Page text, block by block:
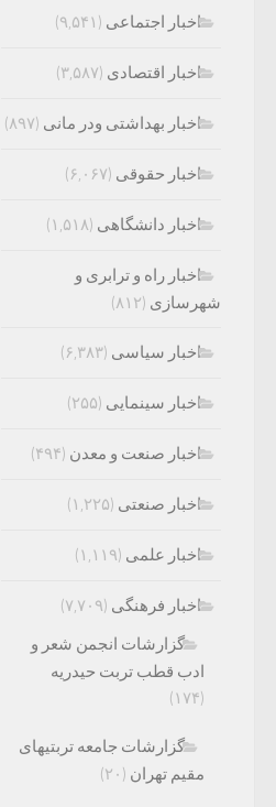
اخبار اجتماعی (۹,۵۴۱)
اخبار اقتصادی (۳,۵۸۷)
اخبار بهداشتی ودر مانی (۸۹۷)
اخبار حقوقی (۶,۰۶۷)
اخبار دانشگاهی (۱,۵۱۸)
اخبار راه و ترابری و
شهرسازی (۸۱۲)
اخبار سیاسی (۶,۳۸۳)
اخبار سینمایی (۲۵۵)
اخبار صنعت و معدن (۴۹۴)
اخبار صنعتی (۱,۲۲۵)
اخبار علمی (۱,۱۱۹)
اخبار فرهنگی (۷,۷۰۹)
گزارشات انجمن شعر و
ادب قطب تربت حیدریه
(۱۷۴)
گزارشات جامعه تربتیهای
مقیم تهران (۲۰)